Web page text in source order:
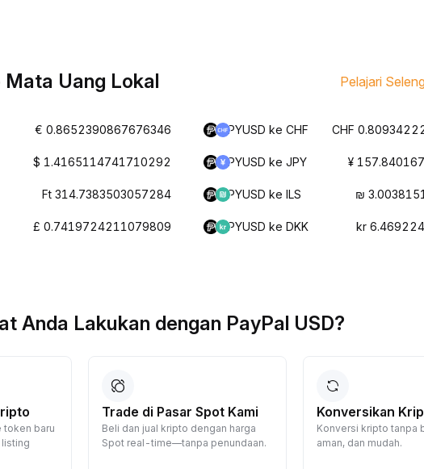
Mata Uang Lokal Pelajari
€ 0.8652390867676346 PYUSD ke CHF CHF
$ 1.4165114741710292 PYUSD ke JPY ¥
Ft 314.7383503057284 PYUSD ke ILS ₪
£ 0.7419724211079809 PYUSD ke DKK kr
Anda Lakukan dengan PayPal USD?
token baru
Trade di Pasar Spot Kami
Beli dan jual kripto dengan harga
Spot real-time—tanpa penundaan.
Konversikan
Konversi kripto tanpa
aman, dan mudah.